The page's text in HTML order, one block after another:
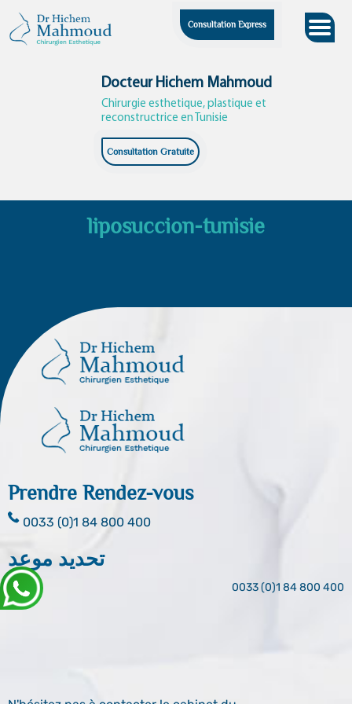
content
Consultation Express
Docteur Hichem Mahmoud
Chirurgie esthetique, plastique et
reconstructrice en Tunisie
Consultation Gratuite
liposuccion-tunisie
Prendre Rendez-vous
0033 (0)1 84 800 400
تحديد موعد
0033 (0)1 84 800 400